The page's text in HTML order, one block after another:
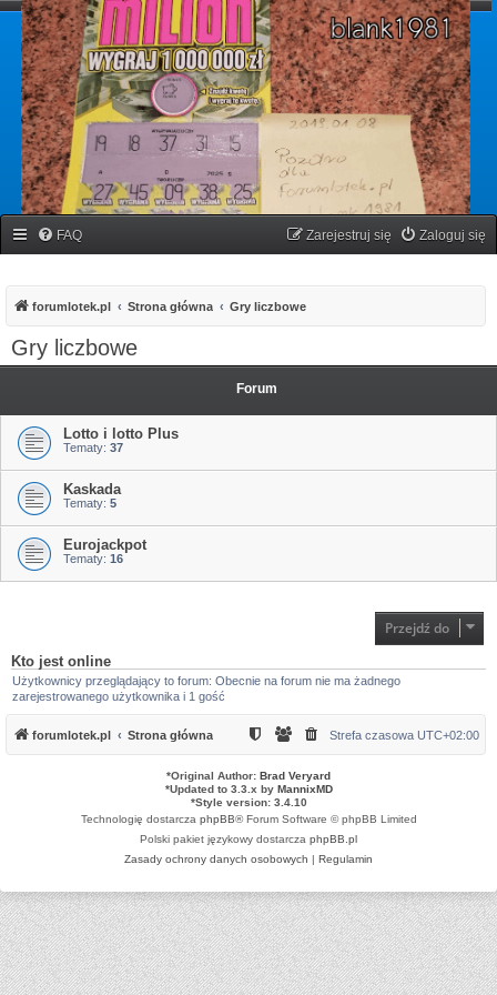
forumlotek.pl
Forum gier liczbowych
FAQ Zaloguj się
Zarejestruj się
forumlotek.pl Strona główna Gry liczbowe
Gry liczbowe
Forum
Lotto i lotto Plus
Tematy: 37
Kaskada
Tematy: 5
Eurojackpot
Tematy: 16
Przejdź do
Kto jest online
Użytkownicy przeglądający to forum: Obecnie na forum nie ma żadnego
zarejestrowanego użytkownika i 1 gość
forumlotek.pl Strona główna Strefa czasowa UTC+02:00
*Original Author: Brad Veryard
*Updated to 3.3.x by MannixMD
*Style version: 3.4.10
Technologię dostarcza phpBB® Forum Software © phpBB Limited
Polski pakiet językowy dostarcza phpBB.pl
Zasady ochrony danych osobowych | Regulamin